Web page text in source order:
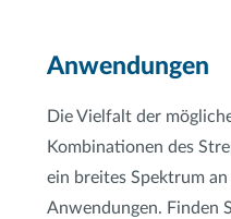
Anwendungen
Die Vielfalt der
Kombinationen des
ein breites Spektrum
Anwendungen. Finden